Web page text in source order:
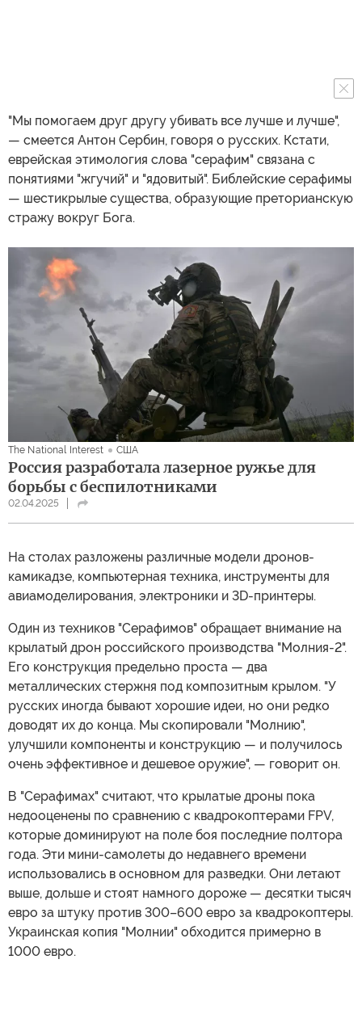
"Мы помогаем друг другу убивать все лучше и лучше",
— смеется Антон Сербин, говоря о русских. Кстати,
еврейская этимология слова "серафим" связана с
понятиями "жгучий" и "ядовитый". Библейские серафимы
— шестикрылые существа, образующие преторианскую
стражу вокруг Бога.
The National Interest США
Россия разработала лазерное ружье для
борьбы с беспилотниками
02.04.2025
На столах разложены различные модели дронов-
камикадзе, компьютерная техника, инструменты для
авиамоделирования, электроники и 3D-принтеры.
Один из техников "Серафимов" обращает внимание на
крылатый дрон российского производства "Молния-2".
Его конструкция предельно проста — два
металлических стержня под композитным крылом. "У
русских иногда бывают хорошие идеи, но они редко
доводят их до конца. Мы скопировали "Молнию",
улучшили компоненты и конструкцию — и получилось
очень эффективное и дешевое оружие", — говорит он.
В "Серафимах" считают, что крылатые дроны пока
недооценены по сравнению с квадрокоптерами FPV,
которые доминируют на поле боя последние полтора
года. Эти мини-самолеты до недавнего времени
использовались в основном для разведки. Они летают
выше, дольше и стоят намного дороже — десятки тысяч
евро за штуку против 300–600 евро за квадрокоптеры.
Украинская копия "Молнии" обходится примерно в
1000 евро.